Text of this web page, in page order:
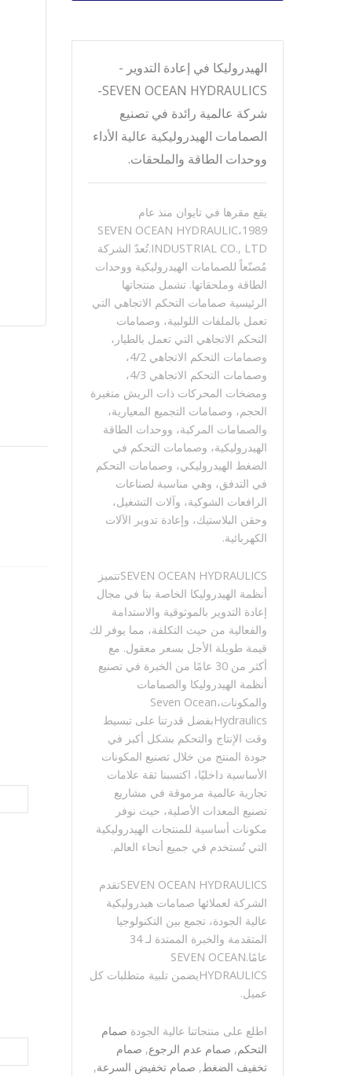
الهيدروليكا في إعادة التدوير -
SEVEN OCEAN HYDRAULICS-
شركة عالمية رائدة في تصنيع
الصمامات الهيدروليكية عالية الأداء
ووحدات الطاقة والملحقات.
يقع مقرها في تايوان منذ عام
1989،SEVEN OCEAN HYDRAULIC
INDUSTRIAL CO., LTD.تُعدّ الشركة
مُصنّعاً للصمامات الهيدروليكية ووحدات
الطاقة وملحقاتها. تشمل منتجاتها
الرئيسية صمامات التحكم الاتجاهي التي
تعمل بالملفات اللولبية، وصمامات
التحكم الاتجاهي التي تعمل بالطيار،
وصمامات التحكم الاتجاهي 4/2،
وصمامات التحكم الاتجاهي 4/3،
ومضخات المحركات ذات الريش متغيرة
الحجم، وصمامات التجميع المعيارية،
والصمامات المركبة، ووحدات الطاقة
الهيدروليكية، وصمامات التحكم في
الضغط الهيدروليكي، وصمامات التحكم
في التدفق، وهي مناسبة لصناعات
الرافعات الشوكية، وآلات التشغيل،
وحقن البلاستيك، وإعادة تدوير الآلات
الكهربائية.
SEVEN OCEAN HYDRAULICSتتميز
أنظمة الهيدروليكا الخاصة بنا في مجال
إعادة التدوير بالموثوقية والاستدامة
والفعالية من حيث التكلفة، مما يوفر لك
قيمة طويلة الأجل بسعر معقول. مع
أكثر من 30 عامًا من الخبرة في تصنيع
أنظمة الهيدروليكا والصمامات
والمكونات،Seven Ocean
Hydraulicsبفضل قدرتنا على تبسيط
وقت الإنتاج والتحكم بشكل أكبر في
جودة المنتج من خلال تصنيع المكونات
الأساسية داخليًا، اكتسبنا ثقة علامات
تجارية عالمية مرموقة في مشاريع
تصنيع المعدات الأصلية، حيث نوفر
مكونات أساسية للمنتجات الهيدروليكية
التي تُستخدم في جميع أنحاء العالم.
SEVEN OCEAN HYDRAULICSتقدم
الشركة لعملائها صمامات هيدروليكية
عالية الجودة، تجمع بين التكنولوجيا
المتقدمة والخبرة الممتدة لـ 34
عامًا.SEVEN OCEAN
HYDRAULICSيضمن تلبية متطلبات كل
عميل.
اطلع على منتجاتنا عالية الجودة صمام
التحكم, صمام عدم الرجوع, صمام
تخفيف الضغط, صمام تخفيض السرعة,